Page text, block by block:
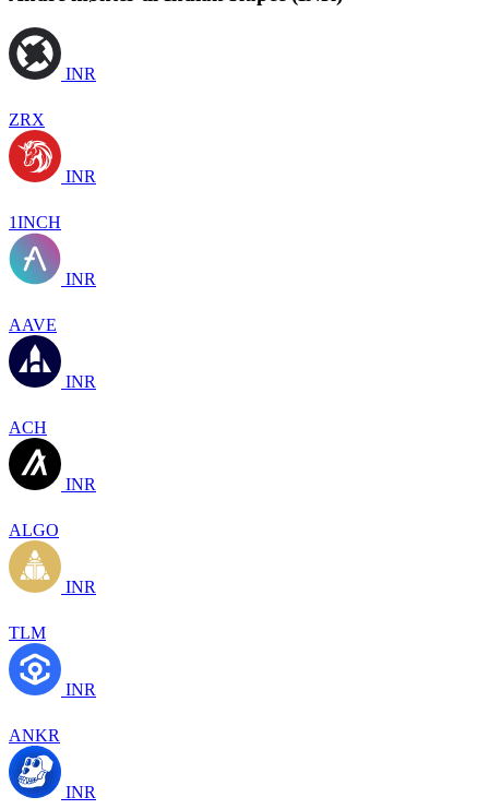
INR
ZRX
INR
1INCH
INR
AAVE
INR
ACH
INR
ALGO
INR
TLM
INR
ANKR
INR